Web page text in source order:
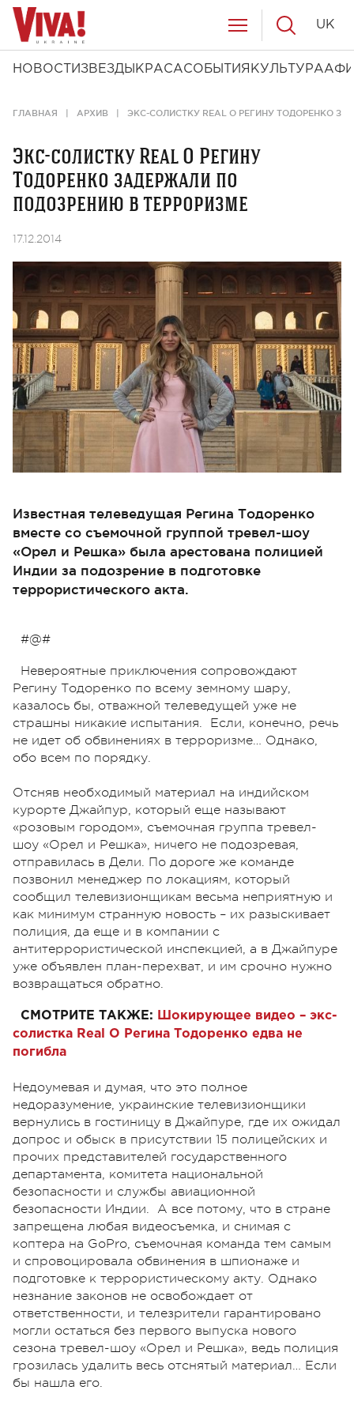
НОВОСТИ ЗВЕЗДЫ КРАСАСОБЫТИЯ КУЛЬТУРА
UK
ГЛАВНАЯ АРХИВ ЭКС-СОЛИСТКУ REAL O РЕГИНУ ТОДОРЕНКО
Экс-солистку Real O Регину
Тодоренко задержали по
подозрению в терроризме
17.12.2014
Известная телеведущая Регина Тодоренко
вместе со съемочной группой тревел-шоу
«Орел и Решка» была арестована полицией
Индии за подозрение в подготовке
террористического акта.
#@#
Невероятные приключения сопровождают
Регину Тодоренко по всему земному шару,
казалось бы, отважной телеведущей уже не
страшны никакие испытания. Если, конечно, речь
не идет об обвинениях в терроризме… Однако,
обо всем по порядку.
Отсняв необходимый материал на индийском
курорте Джайпур, который еще называют
«розовым городом», съемочная группа тревел-
шоу «Орел и Решка», ничего не подозревая,
отправилась в Дели. По дороге же команде
позвонил менеджер по локациям, который
сообщил телевизионщикам весьма неприятную и
как минимум странную новость – их разыскивает
полиция, да еще и в компании с
антитеррористической инспекцией, а в Джайпуре
уже объявлен план-перехват, и им срочно нужно
возвращаться обратно.
СМОТРИТЕ ТАКЖЕ: Шокирующее видео – экс-
солистка Real O Регина Тодоренко едва не
погибла
Недоумевая и думая, что это полное
недоразумение, украинские телевизионщики
вернулись в гостиницу в Джайпуре, где их ожидал
допрос и обыск в присутствии 15 полицейских и
прочих представителей государственного
департамента, комитета национальной
безопасности и службы авиационной
безопасности Индии. А все потому, что в стране
запрещена любая видеосъемка, и снимая с
коптера на GoPro, съемочная команда тем самым
и спровоцировала обвинения в шпионаже и
подготовке к террористическому акту. Однако
незнание законов не освобождает от
ответственности, и телезрители гарантировано
могли остаться без первого выпуска нового
сезона тревел-шоу «Орел и Решка», ведь полиция
грозилась удалить весь отснятый материал… Если
бы нашла его.